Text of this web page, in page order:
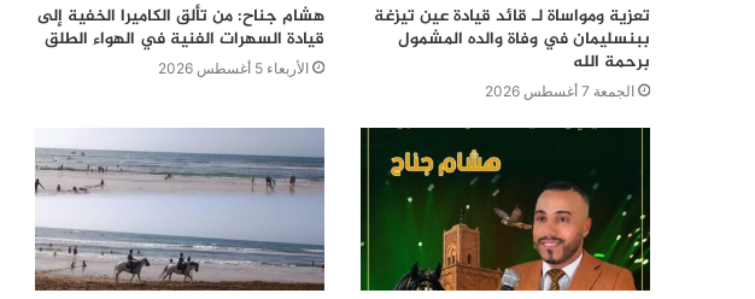
تعزية ومواساة لـ قائد قيادة عين تيزغة
ببنسليمان في وفاة والده المشمول
برحمة الله
الجمعة 7 أغسطس 2026
هشام جناح: من تألق الكاميرا الخفية إلى
قيادة السهرات الفنية في الهواء الطلق
الأربعاء 5 أغسطس 2026